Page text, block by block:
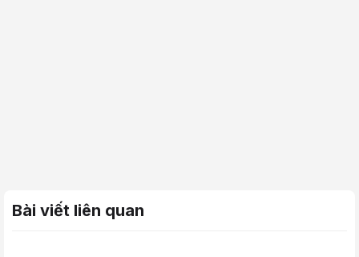
Bài viết liên quan